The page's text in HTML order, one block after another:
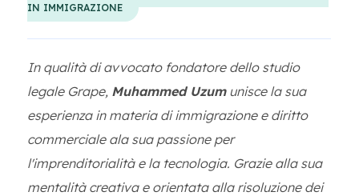
IN IMMIGRAZIONE
In qualità di avvocato fondatore dello studio
legale Grape, Muhammed Uzumunisce la sua
esperienza in materia di immigrazione e diritto
commerciale ala sua passione per
l'imprenditorialità e la tecnologia. Grazie alla sua
mentalità creativa e orientata alla risoluzione dei